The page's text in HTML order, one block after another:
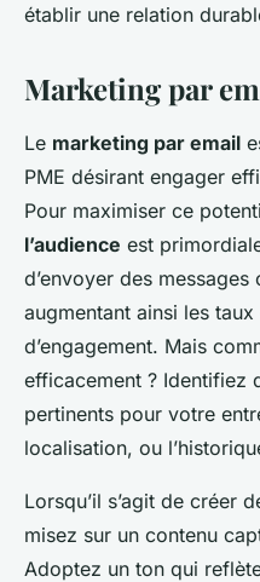
établir une relation
Marketing par
Le marketing par email
PME désirant engager
Pour maximiser ce
l’audience est
d’envoyer des
augmentant ainsi les taux
d’engagement. Mais
efficacement ? Identifiez
pertinents pour votre
localisation, ou
Lorsqu’il s’agit de créer
misez sur un contenu
Adoptez un ton qui